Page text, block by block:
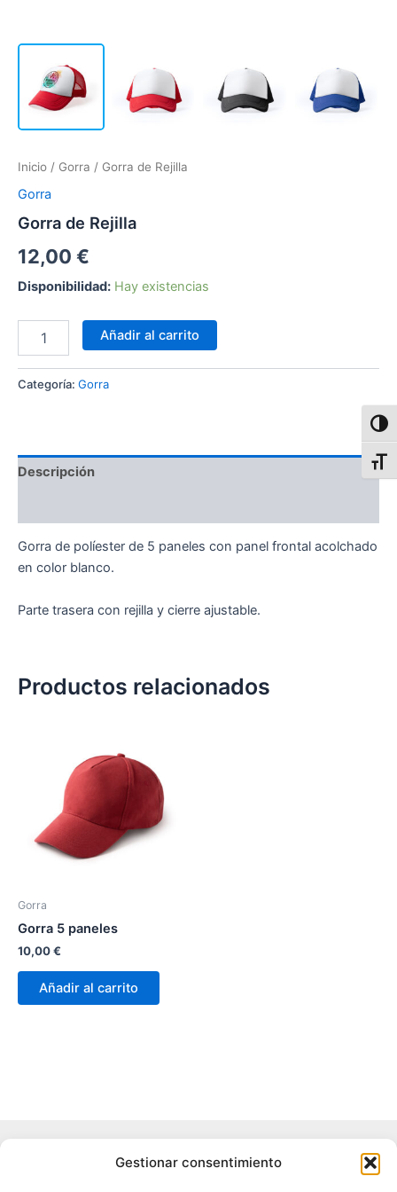
Gestionar consentimiento
Inicio / Gorra / Gorra de Rejilla
Gorra
Gorra de Rejilla
12,00 €
Disponibilidad: Hay existencias
cantidad
Añadir al carrito
Categoría: Gorra
Descripción
Gorra de políester de 5 paneles con panel frontal acolchado
en color blanco.
Parte trasera con rejilla y cierre ajustable.
Productos relacionados
Gorra
Gorra 5 paneles
10,00€
Añadir al carrito
Política de privacidad